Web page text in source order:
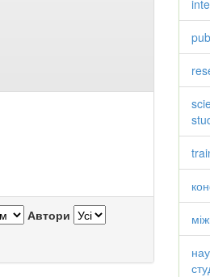
Автори